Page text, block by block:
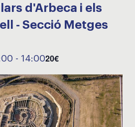
d'Arbeca i els
- Secció Metges
- 14:0020€